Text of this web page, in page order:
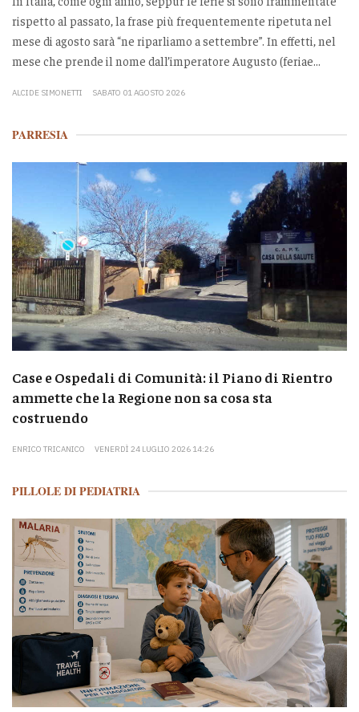
rispetto al passato, la frase più frequentemente ripetuta nel
mese di agosto sarà “ne riparliamo a settembre”. In effetti, nel
mese che prende il nome dall’imperatore Augusto (feriae...
ALCIDE SIMONETTI SABATO 01 AGOSTO 2026
PARRESIA
Case e Ospedali di Comunità: il Piano di Rientro
ammette che la Regione non sa cosa sta
costruendo
ENRICO TRICANICO VENERDÌ 24 LUGLIO 2026 14:26
PILLOLE DI PEDIATRIA